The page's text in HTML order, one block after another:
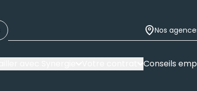
Nos
Conseils